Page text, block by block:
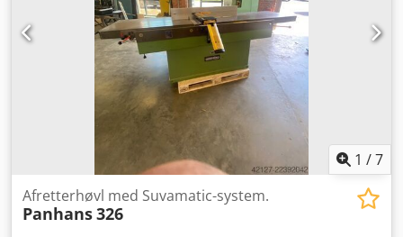
1 /7
Afretterhøvl med Suvamatic-system.
Panhans326